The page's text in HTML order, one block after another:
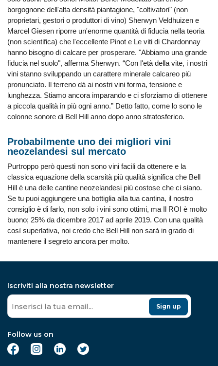
borgognone dell'alta densità piantagione, "coltivatori" (non
proprietari, gestori o produttori di vino) Sherwyn Veldhuizen e
Marcel Giesen riporre un'enorme quantità di fiducia nella teoria
(non scientifica) che l'eccellente Pinot e Le viti di Chardonnay
hanno bisogno di calcare per prosperare. "Abbiamo una grande
fiducia nel suolo", afferma Sherwyn. “Con l'età della vite, i nostri
vini stanno sviluppando un carattere minerale calcareo più
pronunciato. Il terreno dà ai nostri vini forma, tensione e
lunghezza. Stiamo ancora imparando e ci sforziamo di ottenere
a piccola qualità in più ogni anno.” Detto fatto, come lo sono le
colonne sonore di Bell Hill anno dopo anno stratosferico.
Probabilmente uno dei migliori vini
neozelandesi sul mercato
Purtroppo però questi non sono vini facili da ottenere e la
classica equazione della scarsità più qualità significa che Bell
Hill è una delle cantine neozelandesi più costose che ci siano.
Se tu puoi aggiungere una bottiglia alla tua cantina, il nostro
consiglio è di farlo, non solo i vini sono ottimi, ma Il ROI è molto
buono; 25% da dicembre 2017 ad aprile 2019. Con una qualità
così superlativa, noi credo che Bell Hill non sarà in grado di
mantenere il segreto ancora per molto.
Iscriviti alla nostra newsletter
Sign up
Follow us on